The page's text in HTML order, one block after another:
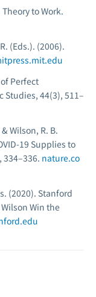
to Work.
(Eds.). (2006).
Perfect
Studies, 44(3), 511–
Wilson, R. B.
19 Supplies to
, 334–336. nature.co
(2020). Stanford
Win the